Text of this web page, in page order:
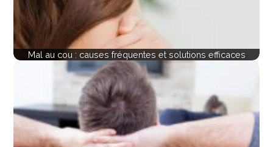
Mal au cou : causes fréquentes et solutions efficaces